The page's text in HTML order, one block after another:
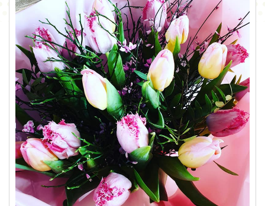
CONTACT